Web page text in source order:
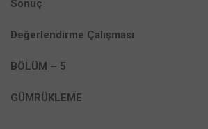
Sonuç
Değerlendirme Çalışması
BÖLÜM – 5
GÜMRÜKLEME